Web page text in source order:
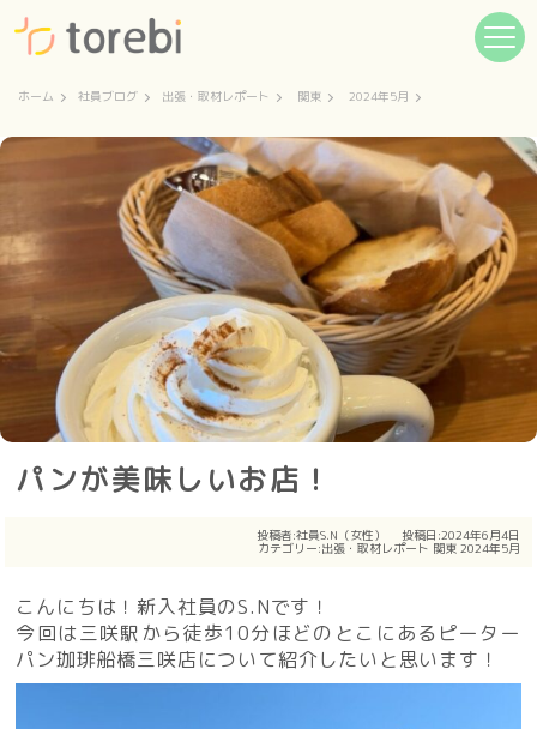
ホーム 社員ブログ 出張・取材レポート 関東 2024年5月
パンが美味しいお店！
投稿者:社員S.N（女性） 投稿日:2024年6月4日
カテゴリー:出張・取材レポート 関東 2024年5月
こんにちは！新入社員のS.Nです！
今回は三咲駅から徒歩10分ほどのとこにあるピーター
パン珈琲船橋三咲店について紹介したいと思います！